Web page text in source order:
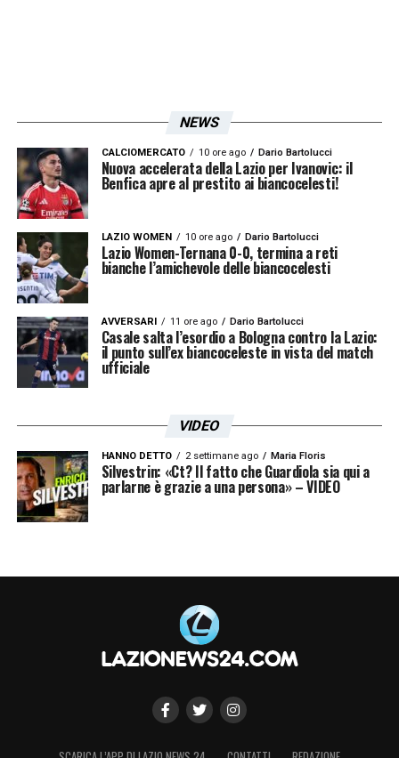
Le prime pagine dei principali quotidiani sportivi – 13
febbraio 2026 25
NEWS
CALCIOMERCATO 10 ore ago Dario Bartolucci
Nuova accelerata della Lazio per Ivanovic: il
Benfica apre al prestito ai biancocelesti!
LAZIO WOMEN 10 ore ago Dario Bartolucci
Lazio Women-Ternana 0-0, termina a reti
bianche l’amichevole delle biancocelesti
AVVERSARI 11 ore ago Dario Bartolucci
Casale salta l’esordio a Bologna contro la Lazio:
il punto sull’ex biancoceleste in vista del match
ufficiale
VIDEO
HANNO DETTO 2 settimane ago Maria Floris
Silvestrin: «Ct? Il fatto che Guardiola sia qui a
parlarne è grazie a una persona» – VIDEO